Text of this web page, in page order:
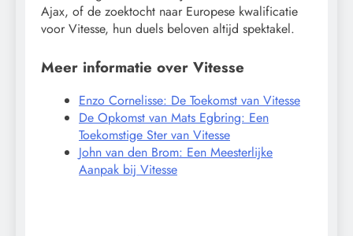
Ajax, of de zoektocht naar Europese kwalificatie
voor Vitesse, hun duels beloven altijd spektakel.
Meer informatie over Vitesse
Enzo Cornelisse: De Toekomst van Vitesse
De Opkomst van Mats Egbring: Een
Toekomstige Ster van Vitesse
John van den Brom: Een Meesterlijke
Aanpak bij Vitesse